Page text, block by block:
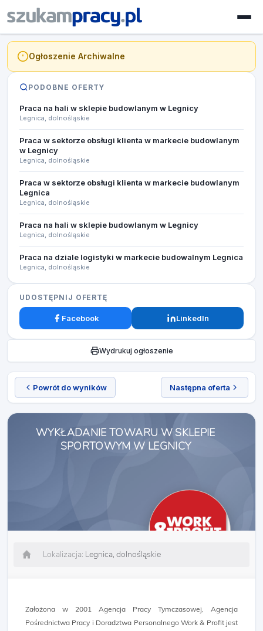
Powrót do wyników Następna oferta
WYKŁADANIE TOWARU W SKLEPIE
SPORTOWYM W LEGNICY
Lokalizacja: Legnica, dolnośląskie
Założona w 2001 Agencja Pracy Tymczasowej, Agencja
Pośrednictwa Pracy i Doradztwa Personalnego Work & Profit jest
Ogłoszenie Archiwalne
PODOBNE OFERTY
Praca na hali w sklepie budowlanym w Legnicy
Legnica, dolnośląskie
Praca w sektorze obsługi klienta w markecie budowlanym
w Legnicy
Legnica, dolnośląskie
Praca w sektorze obsługi klienta w markecie budowlanym
Legnica
Legnica, dolnośląskie
Praca na hali w sklepie budowlanym w Legnicy
Legnica, dolnośląskie
Praca na dziale logistyki w markecie budowalnym Legnica
Legnica, dolnośląskie
UDOSTĘPNIJ OFERTĘ
Facebook LinkedIn
Wydrukuj ogłoszenie